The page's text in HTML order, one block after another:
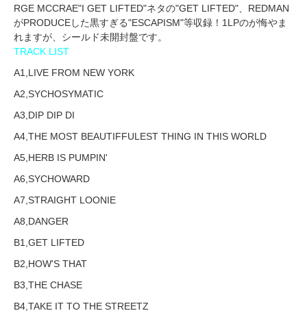
RGE MCCRAE"I GET LIFTED"ネタの"GET LIFTED"、REDMAN
がPRODUCEした黒すぎる"ESCAPISM"等収録！1LPのが悔やま
れますが、シールド未開封盤です。
TRACK LIST
A1,LIVE FROM NEW YORK
A2,SYCHOSYMATIC
A3,DIP DIP DI
A4,THE MOST BEAUTIFFULEST THING IN THIS WORLD
A5,HERB IS PUMPIN'
A6,SYCHOWARD
A7,STRAIGHT LOONIE
A8,DANGER
B1,GET LIFTED
B2,HOW'S THAT
B3,THE CHASE
B4,TAKE IT TO THE STREETZ